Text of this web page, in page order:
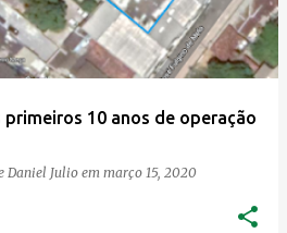
primeiros 10 anos de operação
Daniel Julio em março 15, 2020